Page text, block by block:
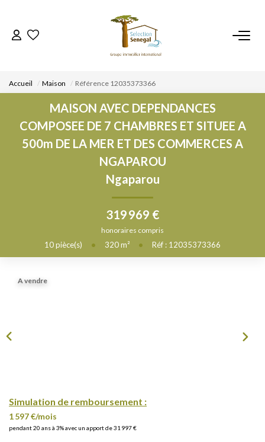
ACCUEIL
NOS BIENS
VENDRE UN BIEN
DÉPOSEZ VOTRE RECHERCHE
NOUS REJOINDRE
CONTACT
Accueil Maison Référence 12035373366
MAISON AVEC DEPENDANCES
COMPOSEE DE 7 CHAMBRES ET SITUEE A
500m DE LA MER ET DES COMMERCES A
NGAPAROU
Ngaparou
319 969 €
honoraires compris
10pièce(s) • 320m² • Réf : 12035373366
A vendre
Simulation de remboursement :
1 597 €/mois
pendant 20 ans à 3% avec un apport de 31 997 €